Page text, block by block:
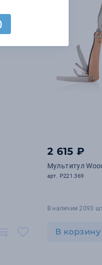
2 615 ₽
Мультитул
арт. P221.369
В наличии 2093
В корзину